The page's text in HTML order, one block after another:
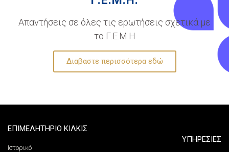
Απαντήσεις σε όλες τις ερωτήσεις σχετικά με
το Γ.Ε.Μ.Η
Διαβαστε περισσότερα εδώ
ΕΠΙΜΕΛΗΤΗΡΙΟ ΚΙΛΚΙΣ
Ιστορικό
ΥΠΗΡΕΣΙΕΣ